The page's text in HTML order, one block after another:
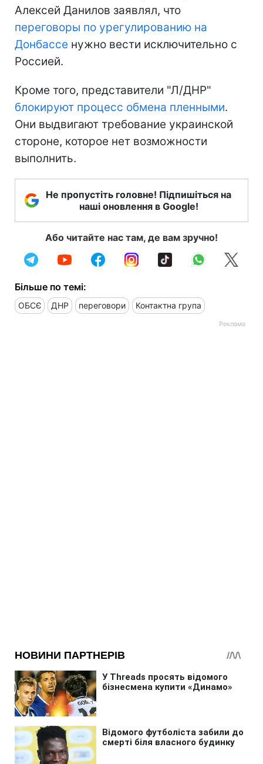
Алексей Данилов заявлял, что
переговоры по урегулированию на
Донбассе нужно вести исключительно с
Россией.
Кроме того, представители "Л/ДНР"
блокируют процесс обмена пленными.
Они выдвигают требование украинской
стороне, которое нет возможности
выполнить.
Не пропустіть головне! Підпишіться на
наші оновлення в Google!
Або читайте нас там, де вам зручно!
Більше по темі:
ОБСЄ ДНР переговори Контактна група